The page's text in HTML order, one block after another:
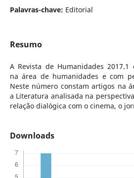
Palavras-chave: Editorial
Resumo
A Revista de Humanidades
na área de humanidades e com
Neste número constam artigos na
a Literatura analisada na
relação dialógica com o cinema, o
Downloads